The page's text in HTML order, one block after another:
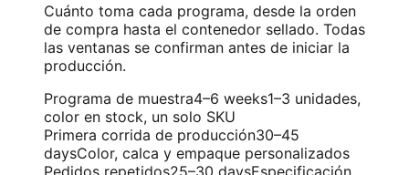
Cuánto toma cada programa, desde la orden
de compra hasta el contenedor sellado. Todas
las ventanas se confirman antes de iniciar la
producción.
Programa de muestra4–6 weeks1–3 unidades,
color en stock, un solo SKU
Primera corrida de producción30–45
daysColor, calca y empaque personalizados
Pedidos repetidos25–30 daysEspecificación